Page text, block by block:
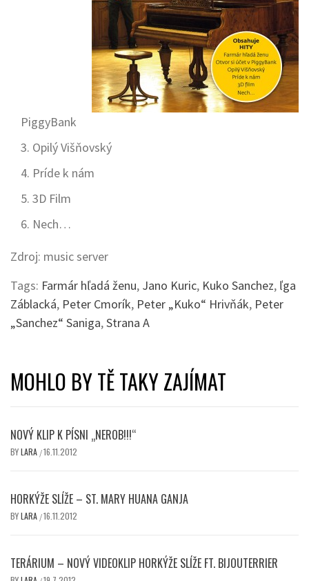
PiggyBank
Opilý Višňovský
Príde k nám
3D Film
Nech…
Zdroj: music server
Tags: Farmár hľadá ženu, Jano Kuric, Kuko Sanchez, ľga
Záblacká, Peter Cmorík, Peter „Kuko“ Hrivňák, Peter
„Sanchez“ Saniga,Strana A
MOHLO BY TĚ TAKY ZAJÍMAT
NOVÝ KLIP K PÍSNI „NEROB!!!“
BYLARA /16.11.2012
HORKÝŽE SLÍŽE – ST. MARY HUANA GANJA
BYLARA /16.11.2012
TERÁRIUM – NOVÝ VIDEOKLIP HORKÝŽE SLÍŽE FT. BIJOUTERRIER